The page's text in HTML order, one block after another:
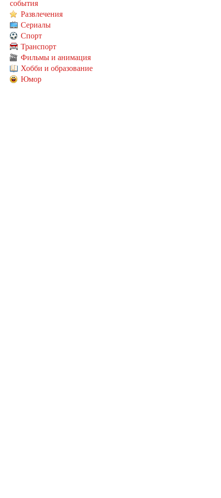
события
Развлечения
Сериалы
Спорт
Транспорт
Фильмы и анимация
Хобби и образование
Юмор